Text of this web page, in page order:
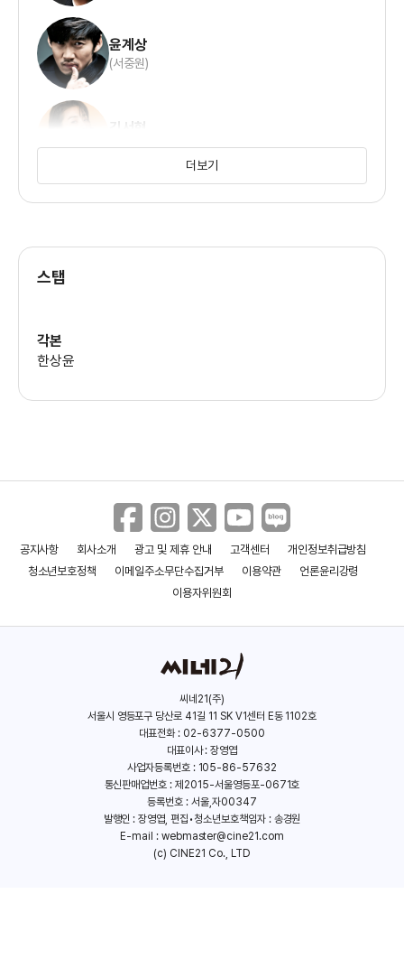
윤계상
(서중원)
김서형
(서명희)
(데이비드 리)
전석호
태인호
더보기
스탭
각본
한상윤
공지사항 회사소개 광고 및 제휴 안내 고객센터
개인정보취급방침
청소년보호정책
이메일주소무단수집거부 이용약관
언론윤리강령
이용자위원회
씨네21(주)
서울시 영등포구 당산로 41길 11 SK V1센터 E동 1102호
대표전화 : 02-6377-0500
대표이사 : 장영엽
사업자등록번호 : 105-86-57632
통신판매업번호 : 제2015-서울영등포-0671호
등록번호 : 서울,자00347
발행인 : 장영엽, 편집•청소년보호책임자 : 송경원
E-mail : webmaster@cine21.com
(c) CINE21 Co., LTD